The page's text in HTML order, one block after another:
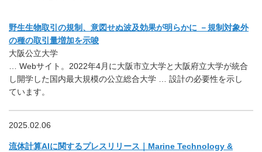
野生生物取引の規制、意図せぬ波及効果が明らかに －規制対象外
の種の取引量増加を示唆
大阪公立大学
… Webサイト。2022年4月に大阪市立大学と大阪府立大学が統合
し開学した国内最大規模の公立総合大学 … 設計の必要性を示し
ています。
2025.02.06
流体計算AIに関するプレスリリース｜Marine Technology &